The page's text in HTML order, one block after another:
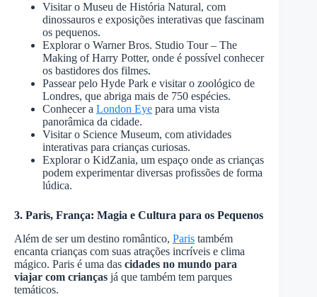
Visitar o Museu de História Natural, com
dinossauros e exposições interativas que fascinam
os pequenos.
Explorar o Warner Bros. Studio Tour – The
Making of Harry Potter, onde é possível conhecer
os bastidores dos filmes.
Passear pelo Hyde Park e visitar o zoológico de
Londres, que abriga mais de 750 espécies.
Conhecer a London Eye para uma vista
panorâmica da cidade.
Visitar o Science Museum, com atividades
interativas para crianças curiosas.
Explorar o KidZania, um espaço onde as crianças
podem experimentar diversas profissões de forma
lúdica.
3. Paris, França: Magia e Cultura para os Pequenos
Além de ser um destino romântico, Paris também
encanta crianças com suas atrações incríveis e clima
mágico. Paris é uma das cidades no mundo para
viajar com crianças já que também tem parques
temáticos.